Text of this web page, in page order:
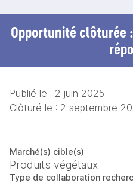
Opportunité clôturée
Publié le : 2 juin 2025
Clôturé le : 2 septembre
Marché(s) cible(s)
Produits végétaux
Type de collaboration